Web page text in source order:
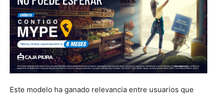
Este modelo ha ganado relevancia entre usuarios que